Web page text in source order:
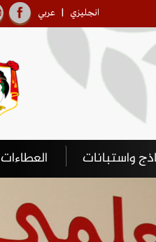
انجليزي عربي
واستبانات العطاءات